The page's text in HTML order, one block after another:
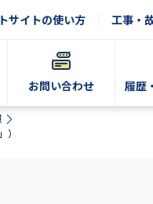
サイトの使い方 工事・
お問い合わせ 履歴